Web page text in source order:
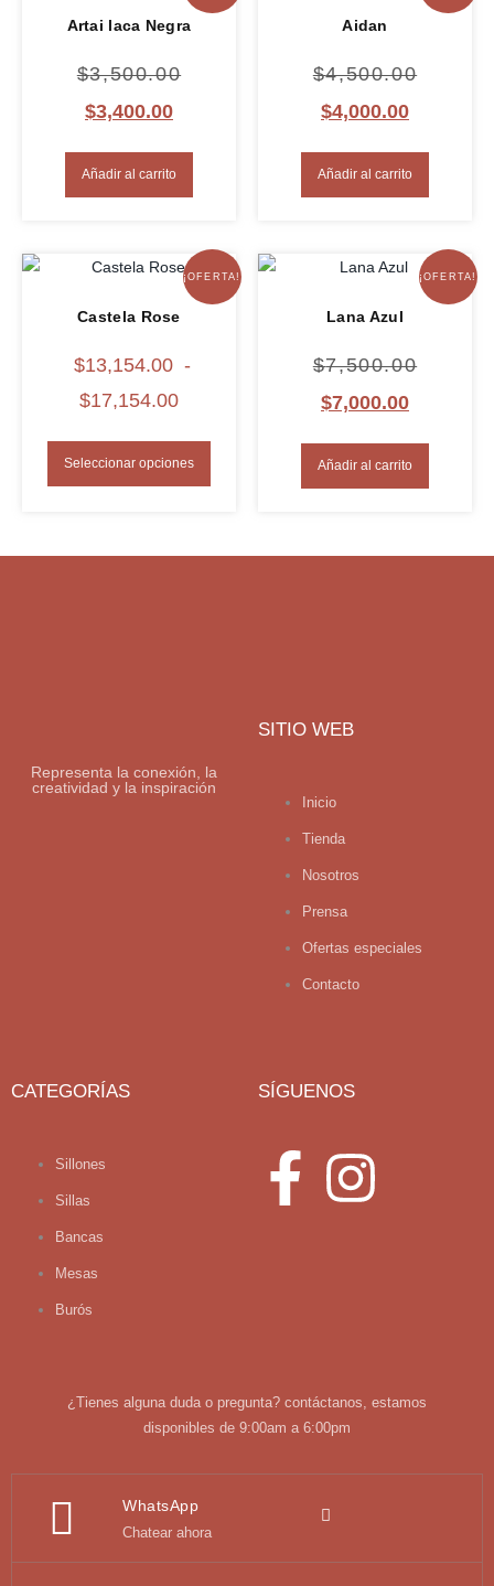
Artai laca Negra
$3,500.00
$3,400.00
Añadir al carrito
Aidan
$4,500.00
$4,000.00
Añadir al carrito
¡OFERTA!
Castela Rose
$13,154.00 -
$17,154.00
Seleccionar opciones
¡OFERTA!
Lana Azul
$7,500.00
$7,000.00
Añadir al carrito
Representa la conexión, la
creatividad y la inspiración
SITIO WEB
Inicio
Tienda
Nosotros
Prensa
Ofertas especiales
Contacto
CATEGORÍAS
Sillones
Sillas
Bancas
Mesas
Burós
SÍGUENOS
¿Tienes alguna duda o pregunta? contáctanos, estamos
disponibles de 9:00am a 6:00pm
WhatsApp
Chatear ahora